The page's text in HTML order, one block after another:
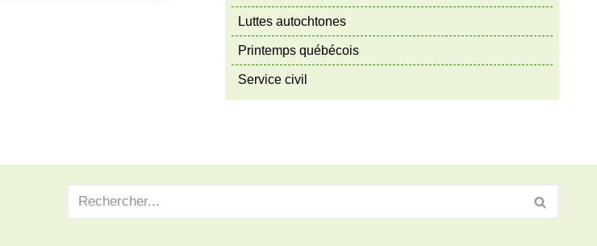
Luttes autochtones
Printemps québécois
Service civil